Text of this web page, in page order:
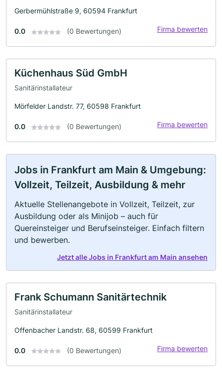
Gerbermühlstraße 9, 60594 Frankfurt
0.0 (0 Bewertungen) Firma bewerten
Küchenhaus Süd GmbH
Sanitärinstallateur
Mörfelder Landstr. 77, 60598 Frankfurt
0.0 (0 Bewertungen) Firma bewerten
Jobs in Frankfurt am Main & Umgebung:
Vollzeit, Teilzeit, Ausbildung & mehr
Aktuelle Stellenangebote in Vollzeit, Teilzeit, zur
Ausbildung oder als Minijob – auch für
Quereinsteiger und Berufseinsteiger. Einfach filtern
und bewerben.
Jetzt alle Jobs in Frankfurt am Main ansehen
Frank Schumann Sanitärtechnik
Sanitärinstallateur
Offenbacher Landstr. 68, 60599 Frankfurt
0.0 (0 Bewertungen) Firma bewerten